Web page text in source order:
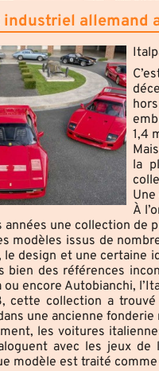
industriel allemand
1,4
la
À
une collection de
modèles issus de
design et une certaine
bien des références
ou encore Autobianchi,
cette collection a trouvé
une ancienne
les voitures
avec les jeux
modèle est traité